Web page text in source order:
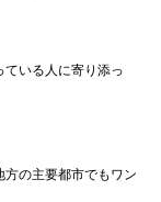
ている人に寄り添っ
方の主要都市でもワン